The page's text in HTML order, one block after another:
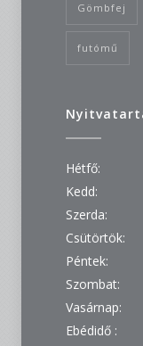
Gömbfej
futómű
Hétfő:
Kedd:
Szerda:
Csütörtök:
Péntek:
Szombat:
Vasárnap:
Ebédidő :